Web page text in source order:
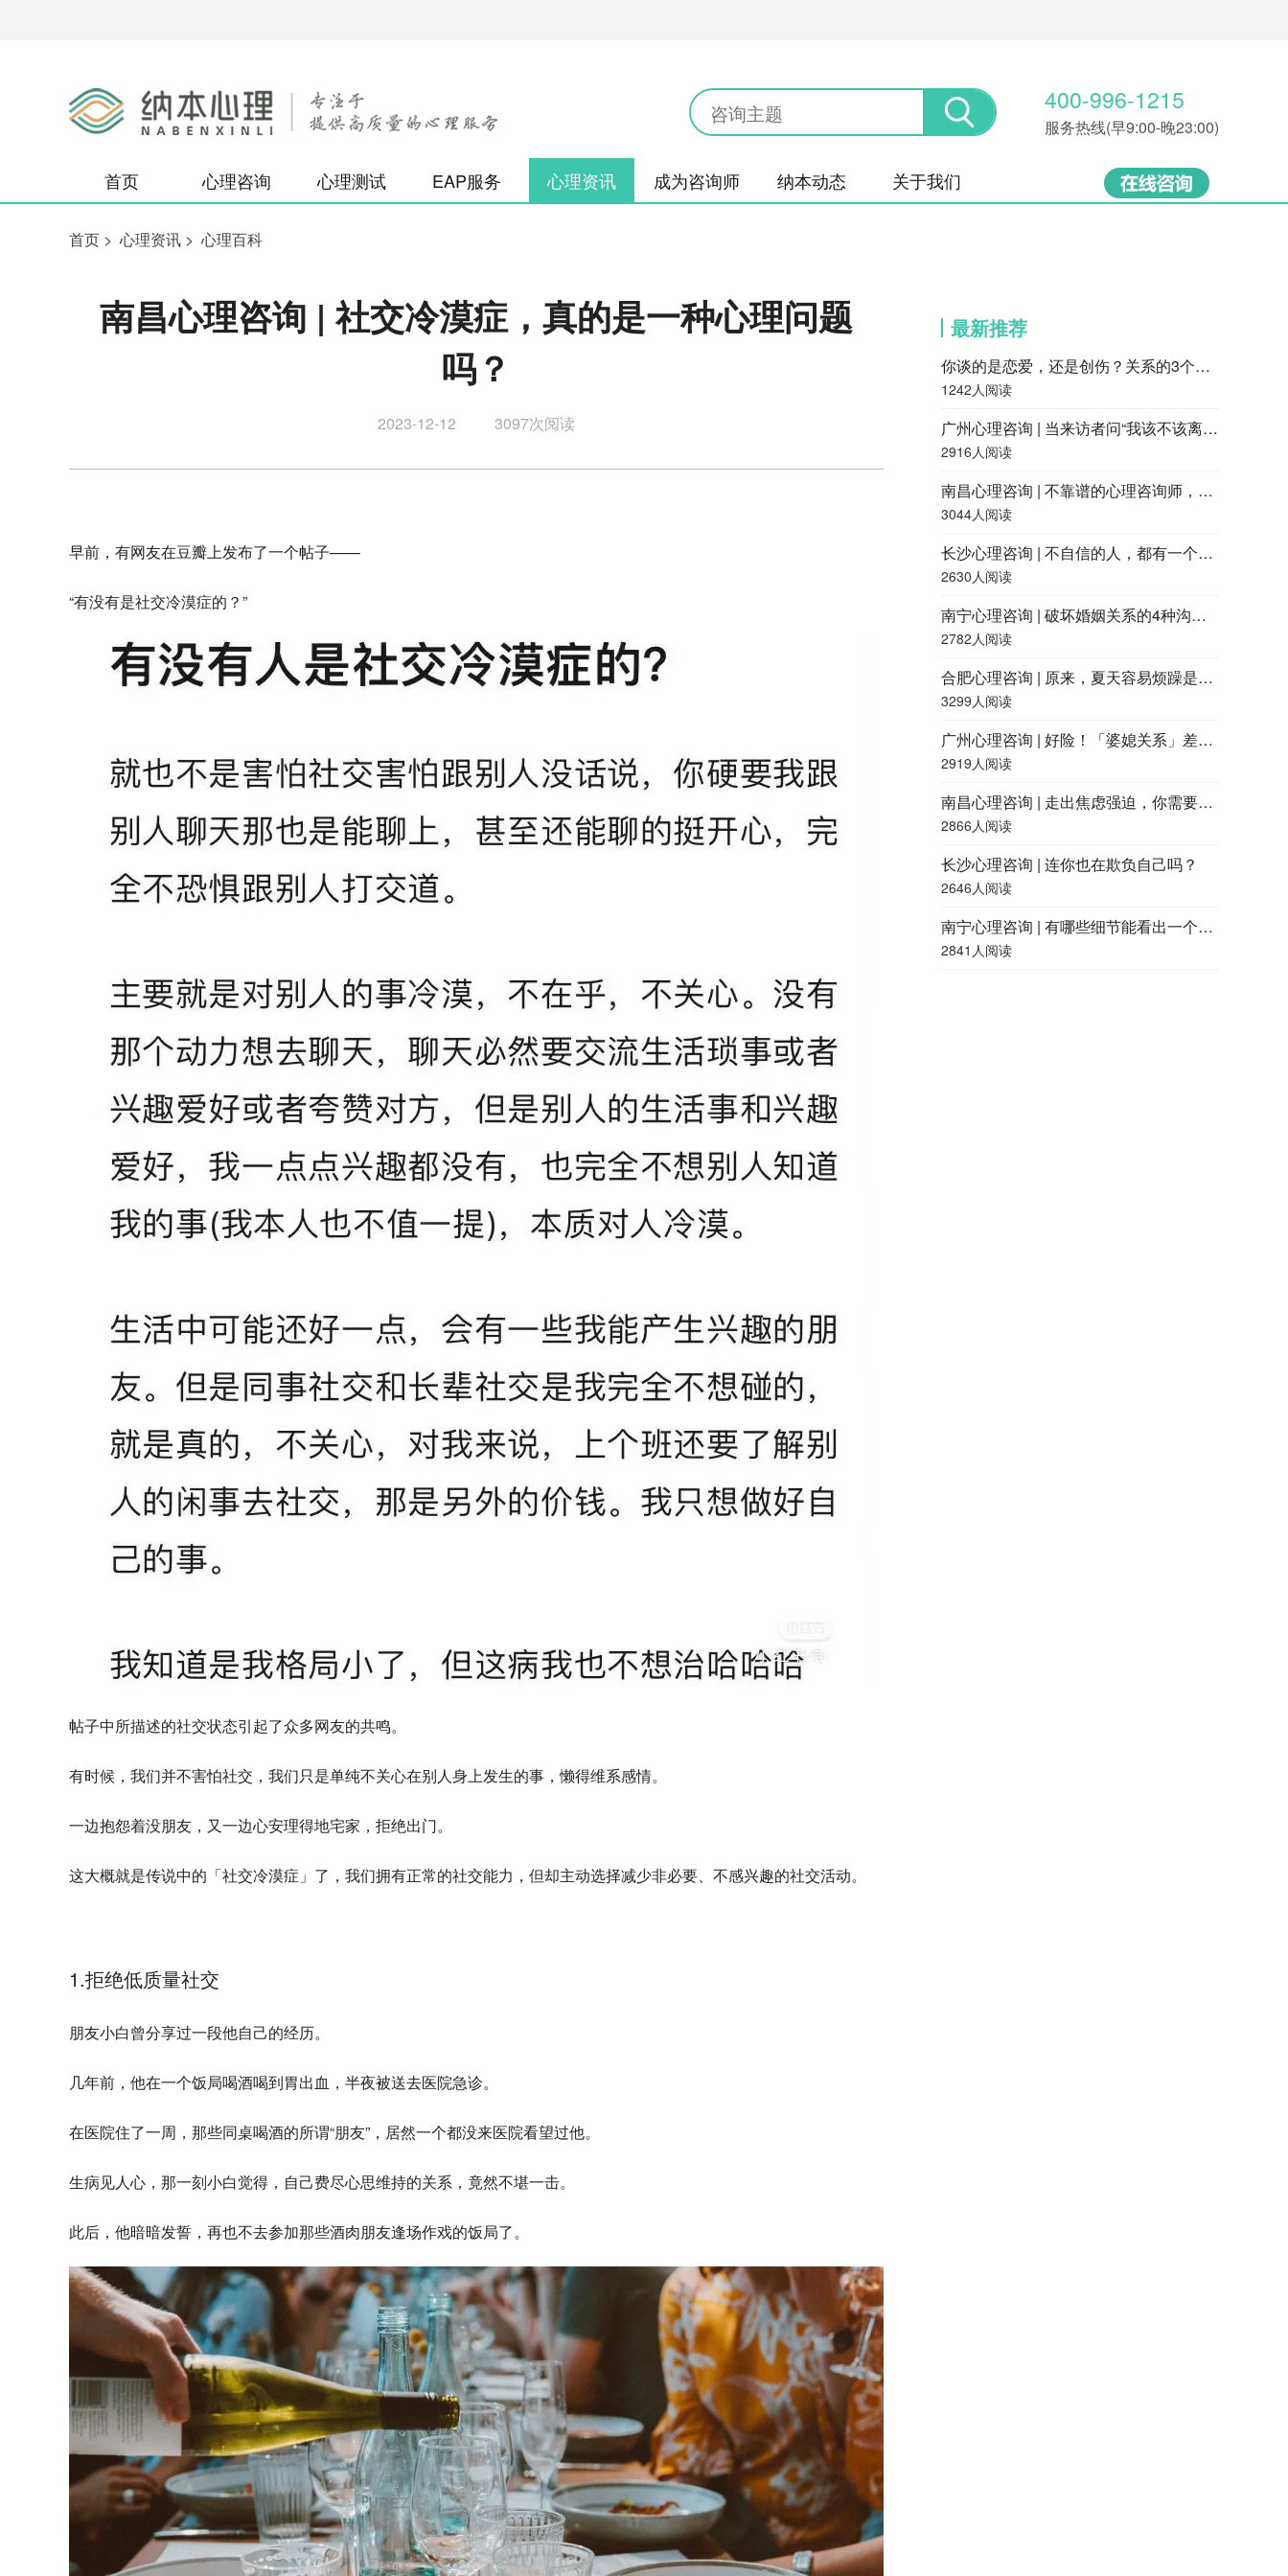
400-996-1215
服务热线(早9:00-晚23:00)
首页 心理咨询 心理测试 EAP服务 心理资讯 成为咨询师 纳本动态 关于我们
首页 > 心理资讯 > 心理百科
南昌心理咨询 | 社交冷漠症，真的是一种心理问题
吗？
2023-12-12 3097次阅读
早前，有网友在豆瓣上发布了一个帖子——
“有没有是社交冷漠症的？”
帖子中所描述的社交状态引起了众多网友的共鸣。
有时候，我们并不害怕社交，我们只是单纯不关心在别人身上发生的事，懒得维系感情。
一边抱怨着没朋友，又一边心安理得地宅家，拒绝出门。
这大概就是传说中的「社交冷漠症」了，我们拥有正常的社交能力，但却主动选择减少非必要、不感兴趣的社交活动。
1.拒绝低质量社交
朋友小白曾分享过一段他自己的经历。
几年前，他在一个饭局喝酒喝到胃出血，半夜被送去医院急诊。
在医院住了一周，那些同桌喝酒的所谓“朋友”，居然一个都没来医院看望过他。
生病见人心，那一刻小白觉得，自己费尽心思维持的关系，竟然不堪一击。
此后，他暗暗发誓，再也不去参加那些酒肉朋友逢场作戏的饭局了。
最新推荐
你谈的是恋爱，还是创伤？关系的3个层次，很多人都停留在第一层
1242人阅读
广州心理咨询 | 当来访者问“我该不该离婚”，咨询师会怎么回答？
2916人阅读
南昌心理咨询 | 不靠谱的心理咨询师，都有什么特征？
3044人阅读
长沙心理咨询 | 不自信的人，都有一个共同点
2630人阅读
南宁心理咨询 | 破坏婚姻关系的4种沟通方式，快看看你用过吗？
2782人阅读
合肥心理咨询 | 原来，夏天容易烦躁是因为「热怒症」
3299人阅读
广州心理咨询 | 好险！「婆媳关系」差点就和谐了……
2919人阅读
南昌心理咨询 | 走出焦虑强迫，你需要了解这四点
2866人阅读
长沙心理咨询 | 连你也在欺负自己吗？
2646人阅读
南宁心理咨询 | 有哪些细节能看出一个人的精神状况好不好？
2841人阅读